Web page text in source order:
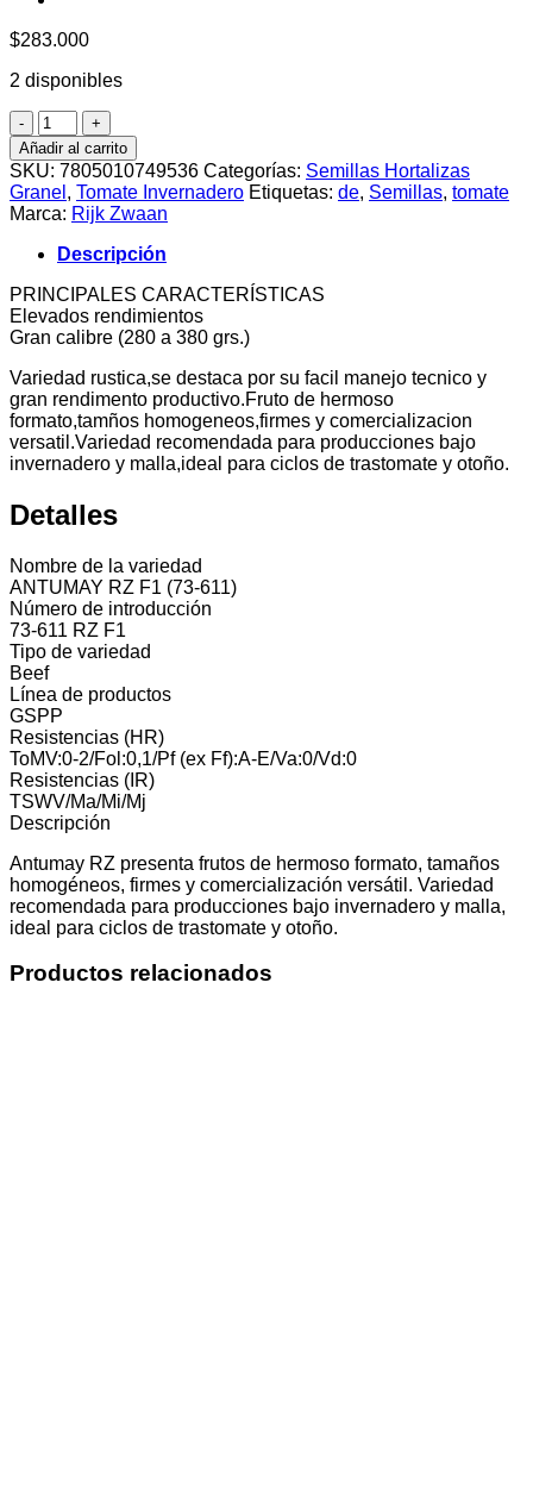
$283.000
2 disponibles
Semillas
de
Tomate
ANTUMAY
RZ
(1.000
semillas)
cantidad
Añadir al carrito
SKU: 7805010749536 Categorías: Semillas Hortalizas
Granel , Tomate Invernadero Etiquetas: de, Semillas, tomate
Marca: Rijk Zwaan
Descripción
PRINCIPALES CARACTERÍSTICAS
Elevados rendimientos
Gran calibre (280 a 380 grs.)
Variedad rustica,se destaca por su facil manejo tecnico y
gran rendimento productivo.Fruto de hermoso
formato,tamños homogeneos,firmes y comercializacion
versatil.Variedad recomendada para producciones bajo
invernadero y malla,ideal para ciclos de trastomate y otoño.
Detalles
Nombre de la variedad
ANTUMAY RZ F1 (73-611)
Número de introducción
73-611 RZ F1
Tipo de variedad
Beef
Línea de productos
GSPP
Resistencias (HR)
ToMV:0-2/Fol:0,1/Pf (ex Ff):A-E/Va:0/Vd:0
Resistencias (IR)
TSWV/Ma/Mi/Mj
Descripción
Antumay RZ presenta frutos de hermoso formato, tamaños
homogéneos, firmes y comercialización versátil. Variedad
recomendada para producciones bajo invernadero y malla,
ideal para ciclos de trastomate y otoño.
Productos relacionados